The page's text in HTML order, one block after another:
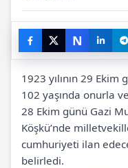
N
1923 yılının 29
102 yaşında onurla
28 Ekim günü Gazi
Köşkü’nde
cumhuriyeti ilan
belirledi.